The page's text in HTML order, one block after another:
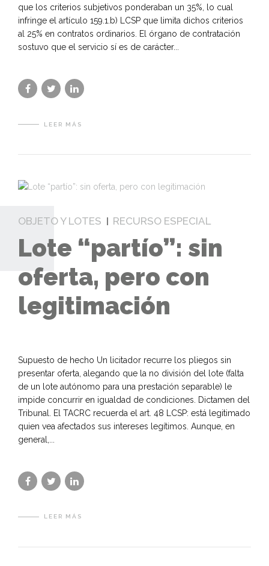
que los criterios subjetivos ponderaban un 35%, lo cual
infringe el artículo 159.1.b) LCSP que limita dichos criterios
al 25% en contratos ordinarios. El órgano de contratación
sostuvo que el servicio sí es de carácter...
LEER MÁS
OBJETO Y LOTES RECURSO ESPECIAL
Lote “partío”: sin
oferta, pero con
legitimación
Supuesto de hecho Un licitador recurre los pliegos sin
presentar oferta, alegando que la no división del lote (falta
de un lote autónomo para una prestación separable) le
impide concurrir en igualdad de condiciones. Dictamen del
Tribunal. El TACRC recuerda el art. 48 LCSP: está legitimado
quien vea afectados sus intereses legítimos. Aunque, en
general,...
LEER MÁS